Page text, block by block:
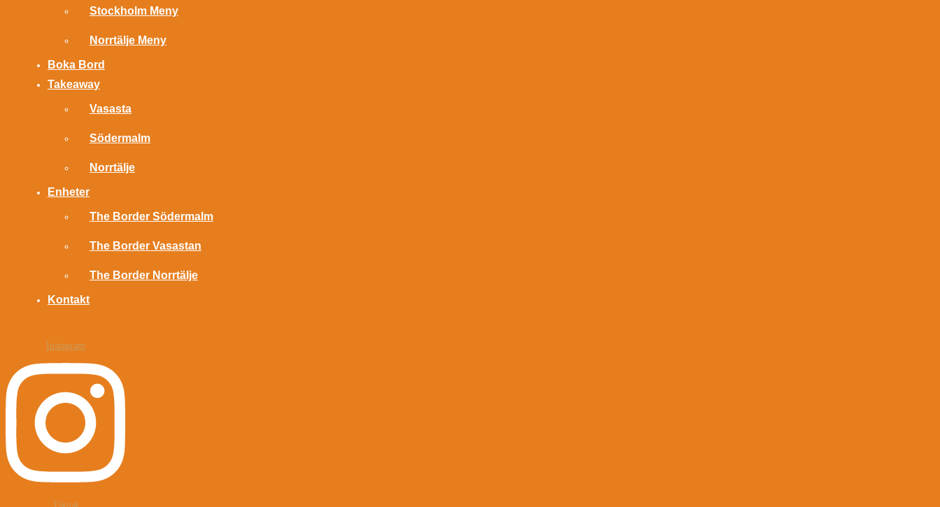
Stockholm Meny
Norrtälje Meny
Boka Bord
Takeaway
Vasasta
Södermalm
Norrtälje
Enheter
The Border Södermalm
The Border Vasastan
The Border Norrtälje
Kontakt
Instagram